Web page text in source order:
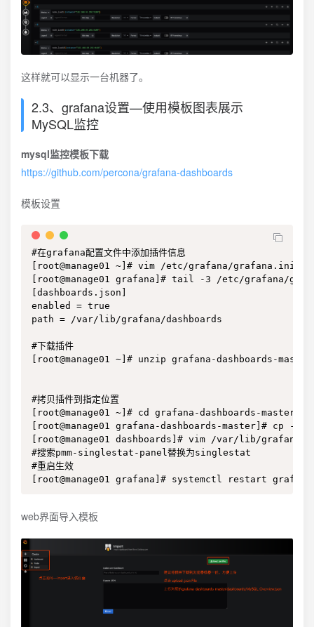
这样就可以显示一台机器了。
2.3、grafana设置—使用模板图表展示
MySQL监控
mysql监控模板下载
https://github.com/percona/grafana-dashboards
模板设置
#在grafana配置文件中添加插件信息
[root@manage01 ~]# vim /etc/grafana/grafana.ini
[root@manage01 grafana]# tail -3 /etc/grafana/
[dashboards.json]
enabled = true
path = /var/lib/grafana/dashboards
#下载插件
[root@manage01 ~]# unzip grafana-dashboards-
#拷贝插件到指定位置
[root@manage01 ~]# cd grafana-dashboards-master/
[root@manage01 grafana-dashboards-master]# cp
[root@manage01 dashboards]# vim /var/lib/grafana/
#搜索pmm-singlestat-panel替换为singlestat
#重启生效
[root@manage01 grafana]# systemctl restart
web界面导入模板